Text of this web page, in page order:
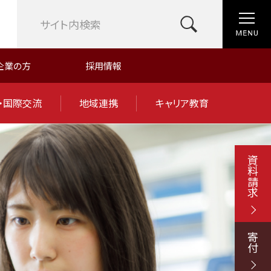
業の方 採用情報
国際交流 地域連携 キャリア教育
資料請求
寄付